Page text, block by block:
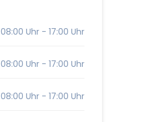
08:00 Uhr - 17:00 Uhr
08:00 Uhr - 17:00 Uhr
08:00 Uhr - 17:00 Uhr